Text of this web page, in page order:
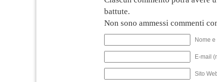
battute.
Non sono ammessi commenti
Nome
E-mail
Sito